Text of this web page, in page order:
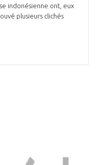
indonésienne ont, eux
plusieurs clichés